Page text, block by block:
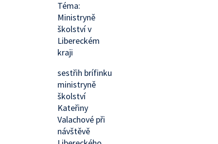
Téma:
Ministryně
školství v
Libereckém
kraji
sestřih brífinku
ministryně
školství
Kateřiny
Valachové při
návštěvě